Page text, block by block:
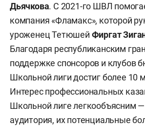
Дьячкова. С 2021-го ШВЛ
компания «Фламакс», которой
уроженец Тетюшей Фиргат
Благодаря республиканским
поддержке спонсоров и клубов
Школьной лиги достиг более 10
Интерес профессиональных
Школьной лиге легкообъясним —
аудитория, их потенциальные